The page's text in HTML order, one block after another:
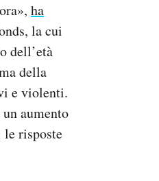
ha
la cui
dell’età
della
e violenti.
aumento
risposte